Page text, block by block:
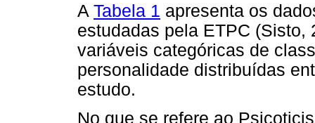
A Tabela 1 apresenta os
estudadas pela ETPC (Sisto,
variáveis categóricas de
personalidade distribuídas
estudo.
No que se refere ao